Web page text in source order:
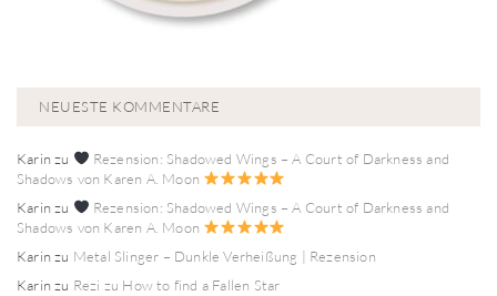
NEUESTE KOMMENTARE
Karinzu
Rezension: Shadowed Wings – A Court of Darkness and
Shadows von Karen A. Moon
Karinzu
Rezension: Shadowed Wings – A Court of Darkness and
Shadows von Karen A. Moon
Karinzu Metal Slinger – Dunkle Verheißung | Rezension
Karinzu Rezi zu How to find a Fallen Star